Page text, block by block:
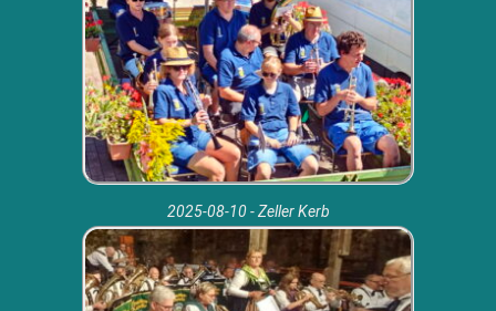
2025-08-10 - Zeller Kerb